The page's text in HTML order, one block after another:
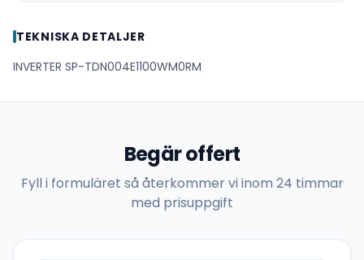
TEKNISKA DETALJER
INVERTER SP-TDN004E1100WM0RM
Begär offert
Fyll i formuläret så återkommer vi inom 24 timmar
med prisuppgift